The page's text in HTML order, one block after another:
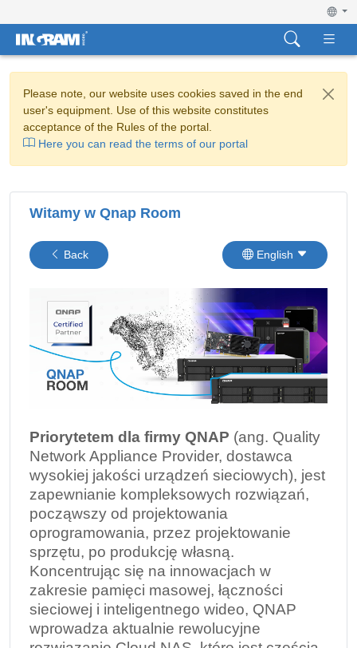
Please note, our website uses cookies saved in the end
user's equipment. Use of this website constitutes
acceptance of the Rules of the portal.
Here you can read the terms of our portal
Witamy w Qnap Room
Back English
Priorytetem dla firmy QNAP (ang. Quality
Network Appliance Provider, dostawca
wysokiej jakości urządzeń sieciowych), jest
zapewnianie kompleksowych rozwiązań,
począwszy od projektowania
oprogramowania, przez projektowanie
sprzętu, po produkcję własną.
Koncentrując się na innowacjach w
zakresie pamięci masowej, łączności
sieciowej i inteligentnego wideo, QNAP
wprowadza aktualnie rewolucyjne